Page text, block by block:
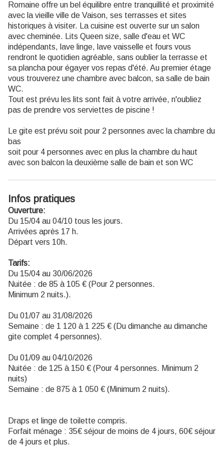
Romaine offre un bel équilibre entre tranquillité et proximité
avec la vieille ville de Vaison, ses terrasses et sites
historiques à visiter. La cuisine est ouverte sur un salon
avec cheminée. Lits Queen size, salle d'eau et WC
indépendants, lave linge, lave vaisselle et fours vous
rendront le quotidien agréable, sans oublier la terrasse et
sa plancha pour égayer vos repas d'été. Au premier étage
vous trouverez une chambre avec balcon, sa salle de bain
WC.
Tout est prévu les lits sont fait à votre arrivée, n'oubliez
pas de prendre vos serviettes de piscine !
Le gite est prévu soit pour 2 personnes avec la chambre du
bas
soit pour 4 personnes avec en plus la chambre du haut
avec son balcon la deuxième salle de bain et son WC
Infos pratiques
Ouverture:
Du 15/04 au 04/10 tous les jours.
Arrivées après 17 h.
Départ vers 10h.
Tarifs:
Du 15/04 au 30/06/2026
Nuitée : de 85 à 105 € (Pour 2 personnes.
Minimum 2 nuits.).
Du 01/07 au 31/08/2026
Semaine : de 1 120 à 1 225 € (Du dimanche au dimanche
gite complet 4 personnes).
Du 01/09 au 04/10/2026
Nuitée : de 125 à 150 € (Pour 4 personnes. Minimum 2
nuits)
Semaine : de 875 à 1 050 € (Minimum 2 nuits).
Draps et linge de toilette compris.
Forfait ménage : 35€ séjour de moins de 4 jours, 60€ séjour
de 4 jours et plus.